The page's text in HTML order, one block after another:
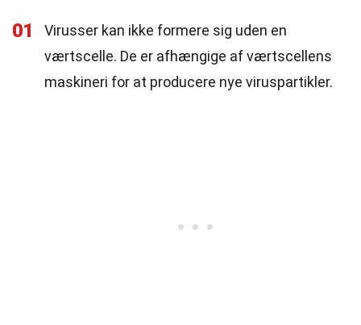
01
Virusser kan ikke formere sig uden en
værtscelle. De er afhængige af værtscellens
maskineri for at producere nye viruspartikler.